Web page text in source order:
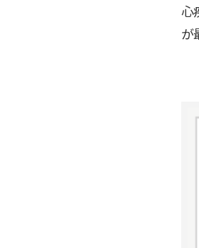
心
が